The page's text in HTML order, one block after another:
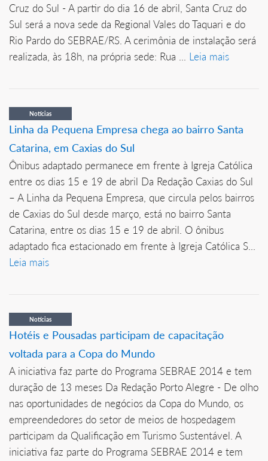
Cruz do Sul - A partir do dia 16 de abril, Santa Cruz do
Sul será a nova sede da Regional Vales do Taquari e do
Rio Pardo do SEBRAE/RS. A cerimônia de instalação será
realizada, às 18h, na própria sede: Rua ... Leia mais
Notícias
Linha da Pequena Empresa chega ao bairro Santa
Catarina, em Caxias do Sul
Ônibus adaptado permanece em frente à Igreja Católica
entre os dias 15 e 19 de abril Da Redação Caxias do Sul
– A Linha da Pequena Empresa, que circula pelos bairros
de Caxias do Sul desde março, está no bairro Santa
Catarina, entre os dias 15 e 19 de abril. O ônibus
adaptado fica estacionado em frente à Igreja Católica S...
Leia mais
Notícias
Hotéis e Pousadas participam de capacitação
voltada para a Copa do Mundo
A iniciativa faz parte do Programa SEBRAE 2014 e tem
duração de 13 meses Da Redação Porto Alegre - De olho
nas oportunidades de negócios da Copa do Mundo, os
empreendedores do setor de meios de hospedagem
participam da Qualificação em Turismo Sustentável. A
iniciativa faz parte do Programa SEBRAE 2014 e tem